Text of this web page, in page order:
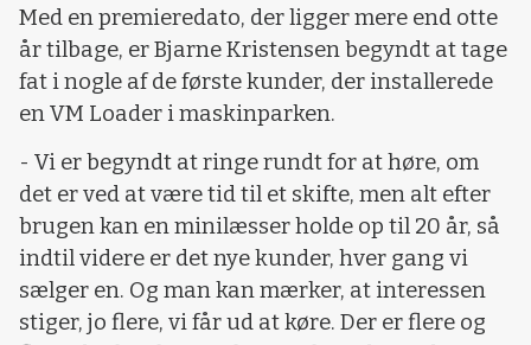
Med en premieredato, der ligger mere end otte
år tilbage, er Bjarne Kristensen begyndt at tage
fat i nogle af de første kunder, der installerede
en VM Loader i maskinparken.
- Vi er begyndt at ringe rundt for at høre, om
det er ved at være tid til et skifte, men alt efter
brugen kan en minilæsser holde op til 20 år, så
indtil videre er det nye kunder, hver gang vi
sælger en. Og man kan mærker, at interessen
stiger, jo flere, vi får ud at køre. Der er flere og